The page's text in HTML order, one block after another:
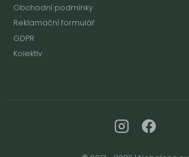
Obchodní podmínky
Reklamační formulář
GDPR
Kolektiv